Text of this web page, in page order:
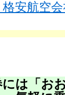
格安航空
は「お